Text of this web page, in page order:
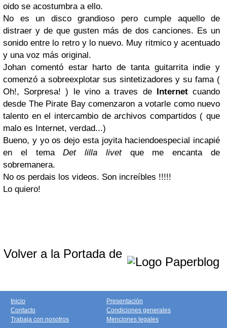
oido se acostumbra a ello.
No es un disco grandioso pero cumple aquello de
distraer y de que gusten más de dos canciones. Es un
sonido entre lo retro y lo nuevo. Muy ritmico y acentuado
y una voz más original.
Johan comentó estar harto de tanta guitarrita indie y
comenzó a sobreexplotar sus sintetizadores y su fama (
Oh!, Sorpresa! ) le vino a traves de Internetcuando
desde The Pirate Bay comenzaron a votarle como nuevo
talento en el intercambio de archivos compartidos ( que
malo es Internet, verdad...)
Bueno, y yo os dejo esta joyita haciendoespecial incapié
en el temaDet lilla livetque me encanta de
sobremanera.
No os perdais los videos. Son increíbles !!!!!
Lo quiero!
Volver a la Portada de
Inicio
Contacto
Trabaja con nosotros
Presentación
Condiciones generales
Menciones legales